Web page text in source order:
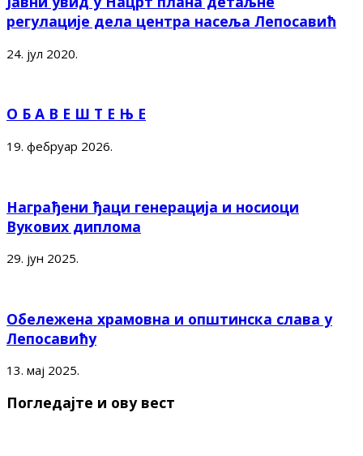
регулације дела центра насеља Лепосавић
24. јул 2020.
О Б А В Е Ш Т Е Њ Е
19. фебруар 2026.
Награђени ђаци генерација и носиоци
Вукових диплома
29. јун 2025.
Обележена храмовна и општинска слава у
Лепосавићу
13. мај 2025.
Погледајте и ову вест